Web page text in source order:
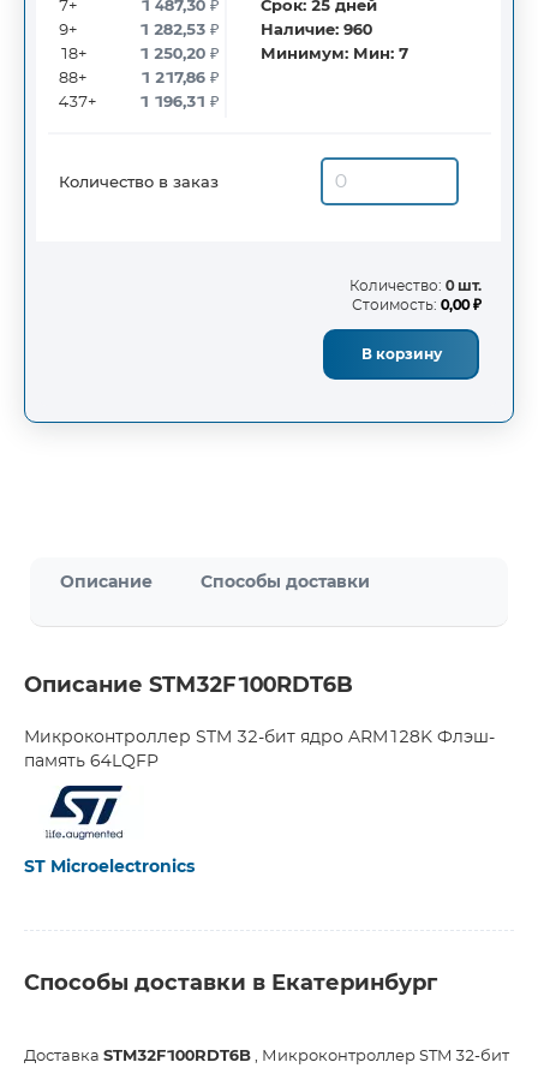
7+
9+
18+
88+
437+
1 487,30₽
1 282,53₽
1 250,20₽
1 217,86₽
1 196,31₽
Срок:25дней
Наличие:960
Минимум: Мин: 7
Количество в заказ
Количество: 0 шт.
Стоимость: 0,00 ₽
В корзину
Описание Способы доставки
Описание STM32F100RDT6B
Микроконтроллер STM 32-бит ядро ARM128K Флэш-
память 64LQFP
ST Microelectronics
Способы доставки в Екатеринбург
Доставка STM32F100RDT6B , Микроконтроллер STM 32-бит